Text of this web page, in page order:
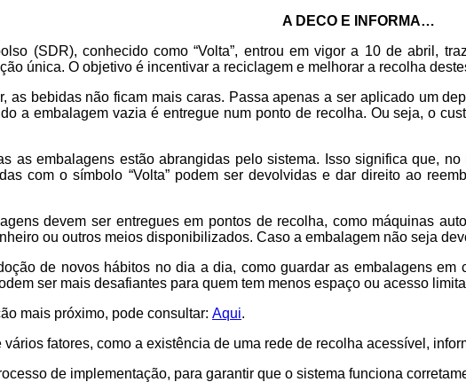
A DECO E INFORMA…
(SDR), conhecido como “Volta”, entrou em vigor a 10 de abril,
única. O objetivo é incentivar a reciclagem e melhorar a recolha
as bebidas não ficam mais caras. Passa apenas a ser aplicado um
a embalagem vazia é entregue num ponto de recolha. Ou seja, o
as embalagens estão abrangidas pelo sistema. Isso significa que,
com o símbolo “Volta” podem ser devolvidas e dar direito ao
devem ser entregues em pontos de recolha, como máquinas
ou outros meios disponibilizados. Caso a embalagem não seja
de novos hábitos no dia a dia, como guardar as embalagens
ser mais desafiantes para quem tem menos espaço ou acesso
mais próximo, pode consultar: Aqui.
fatores, como a existência de uma rede de recolha acessível,
de implementação, para garantir que o sistema funciona